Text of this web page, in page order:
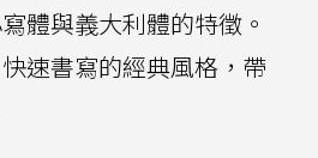
體與義大利體的特徵。
速書寫的經典風格，帶